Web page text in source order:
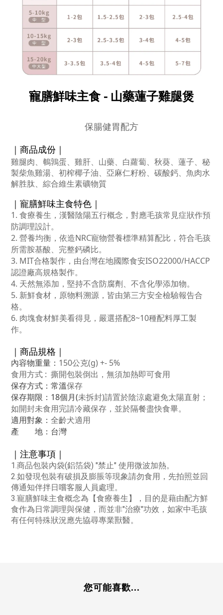
寵膳鮮味主食 - 山藥蓮子雞腿煲
保腸健胃配方
｜商品成份 ｜
雞腿肉、鵪鶉蛋、雞肝、山藥、白蘿蔔、秋葵、蓮子、秘
製柴魚雞湯、初榨椰子油、亞麻仁籽粉、碳酸鈣、魚肉水
解胜肽、綜合維生素礦物質
｜寵膳鮮味主食特色 ｜
1. 食療養生，漢醫陰陽五行概念，對應毛孩常見症狀作預
防調理設計。
2. 營養均衡，依造NRC寵物營養標準精算配比，符合毛孩
所需胺基酸、完整鈣磷比。
3. MIT合格製作，由台灣在地國際食安ISO22000/HACCP
認證廠高規格製作。
4. 天然無添加，堅持不含防腐劑、不含化學添加物。
5. 新鮮食材，原物料溯源，皆由第三方安全檢驗報告合
格。
6. 肉塊食材鮮美看得見，嚴選搭配8~10種配料厚工製
作。
｜商品規格｜
內容物重量： 150公克(g) +- 5%
食用方式 : 撕開包裝倒出，無須加熱即可食用
保存方式：常溫保存
保存期限： 18個月(未拆封)請置於陰涼處避免太陽直射；
如開封未食用完請冷藏保存，並於隔餐盡快食畢。
適用對象： 全齡犬適用
產 地 ： 台灣
｜注意事項｜
1.商品包裝內袋(鋁箔袋) "禁止" 使用微波加熱。
2.如發現包裝有破損及膨脹等現象請勿食用，先拍照並回
傳通知伴拌日嚐客服人員處理。
3.寵膳鮮味主食概念為【食療養生】，目的是藉由配方鮮
食作為日常調理與保健，而並非"治療"功效，如家中毛孩
有任何特殊狀況應先協尋專業獸醫。
您可能喜歡...